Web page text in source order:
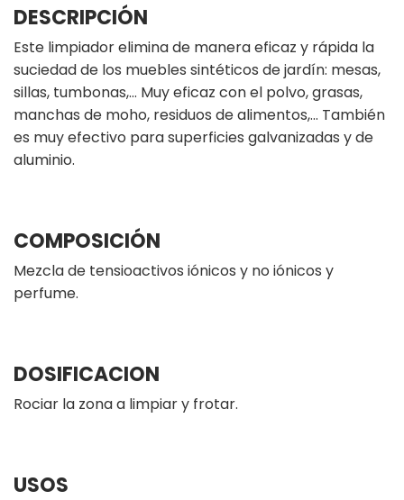
DESCRIPCIÓN
Este limpiador elimina de manera eficaz y rápida la
suciedad de los muebles sintéticos de jardín: mesas,
sillas, tumbonas,… Muy eficaz con el polvo, grasas,
manchas de moho, residuos de alimentos,… También
es muy efectivo para superficies galvanizadas y de
aluminio.
COMPOSICIÓN
Mezcla de tensioactivos iónicos y no iónicos y
perfume.
DOSIFICACION
Rociar la zona a limpiar y frotar.
USOS